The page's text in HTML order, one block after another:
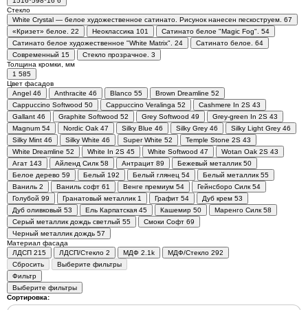
Стекло
White Сrystal — белое художественное сатинато. Рисунок нанесен пескоструем. 67
«Кризет» белое.
22 Неоклассика 101 Сатинато белое "Magic Fog".
54
Сатинато белое художественное "White Matrix".
24 Сатинато белое.
64
Современный 15 Стекло прозрачное.
3
Толщина кромки, мм
1 585
Цвет фасадов
Angel 46 Anthracite 46 Blanco 55 Brown Dreamline 52
Cappuccino Softwood 50 Cappuccino Veralinga 52 Cashmere In 2S 43
Gallant 46 Graphite Softwood 52 Grey Softwood 49 Grey-green In 2S 43
Magnum 54 Nordic Oak 47 Silky Blue 46 Silky Grey 46 Silky Light Grey 46
Silky Mint 46 Silky White 46 Super White 52 Temple Stone 2S 43
White Dreamline 52 White In 2S 45 White Softwood 47 Wotan Oak 2S 43
Агат 143 Айленд Силк 58 Антрацит 89 Бежевый металлик 50
Белое дерево 59 Белый 192 Белый глянец 54 Белый металлик 55
Ваниль 2 Ваниль софт 61 Венге премиум 54 Гейнсборо Силк 54
Голубой 99 Гранатовый металлик 1 Графит 54 Дуб крем 53
Дуб оливковый 53 Ель Карпатская 45 Кашемир 50 Маренго Силк 58
Серый металлик дождь светлый 55 Смоки Софт 69
Черный металлик дождь 57
Материал фасада
ЛДСП 215 ЛДСП/Стекло 2 МДФ 2.1k МДФ/Стекло 292
Сбросить
Выберите фильтры
Фильтр
Выберите фильтры
Сортировка: